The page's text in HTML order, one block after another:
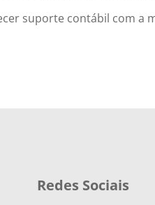
suporte contábil com a
Redes Sociais